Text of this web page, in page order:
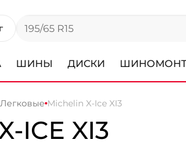
ШИНЫ ДИСКИ
Легковые Michelin X-Ice XI3
ICE XI3